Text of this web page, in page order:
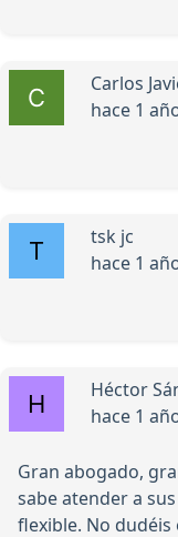
Carlos
hace 1
tsk jc
hace 1
Héctor
hace 1
Gran abogado,
sabe atender a
flexible. No